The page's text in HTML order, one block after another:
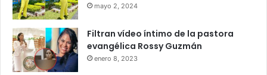
mayo 2, 2024
Filtran vídeo íntimo de la pastora
evangélica Rossy Guzmán
enero 8, 2023